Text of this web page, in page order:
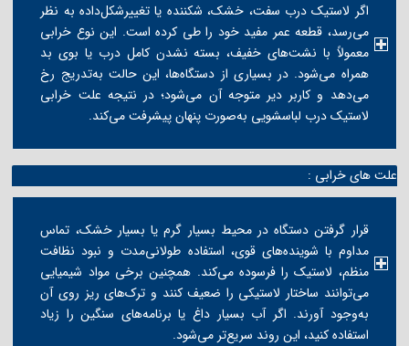
اگر لاستیک درب سفت، خشک، شکننده یا تغییرشکل‌داده به نظر
می‌رسد، قطعه عمر مفید خود را طی کرده است. این نوع خرابی
معمولاً با نشت‌های خفیف، بسته نشدن کامل درب یا بوی بد
همراه می‌شود. در بسیاری از دستگاه‌ها، این حالت به‌تدریج رخ
می‌دهد و کاربر دیر متوجه آن می‌شود؛ در نتیجه علت خرابی
لاستیک درب لباسشویی به‌صورت پنهان پیشرفت می‌کند.
علت های خرابی :
قرار گرفتن دستگاه در محیط بسیار گرم یا بسیار خشک، تماس
مداوم با شوینده‌های قوی، استفاده طولانی‌مدت و نبود نظافت
منظم، لاستیک را فرسوده می‌کند. همچنین برخی مواد شیمیایی
می‌توانند ساختار لاستیکی را ضعیف کنند و ترک‌های ریز روی آن
به‌وجود آورند. اگر آب بسیار داغ یا برنامه‌های سنگین را زیاد
استفاده کنید، این روند سریع‌تر می‌شود.